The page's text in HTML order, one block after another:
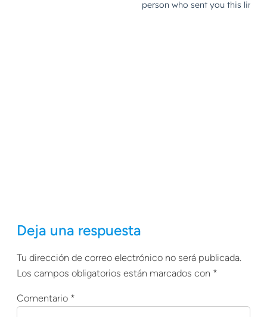
Deja una respuesta
Tu dirección de correo electrónico no será publicada.
Los campos obligatorios están marcados con *
Comentario *